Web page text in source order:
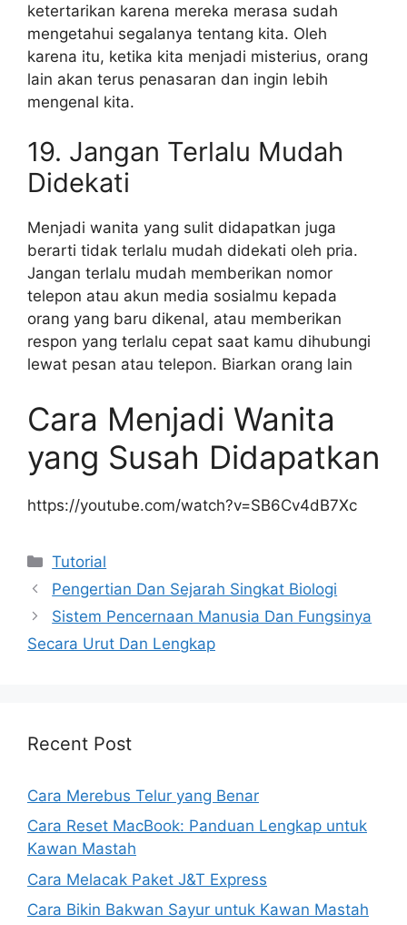
ketertarikan karena mereka merasa sudah
mengetahui segalanya tentang kita. Oleh
karena itu, ketika kita menjadi misterius, orang
lain akan terus penasaran dan ingin lebih
mengenal kita.
19. Jangan Terlalu Mudah
Didekati
Menjadi wanita yang sulit didapatkan juga
berarti tidak terlalu mudah didekati oleh pria.
Jangan terlalu mudah memberikan nomor
telepon atau akun media sosialmu kepada
orang yang baru dikenal, atau memberikan
respon yang terlalu cepat saat kamu dihubungi
lewat pesan atau telepon. Biarkan orang lain
Cara Menjadi Wanita
yang Susah Didapatkan
https://youtube.com/watch?v=SB6Cv4dB7Xc
Kategori
Tutorial
Pengertian Dan Sejarah Singkat Biologi
Sistem Pencernaan Manusia Dan Fungsinya
Secara Urut Dan Lengkap
Recent Post
Cara Merebus Telur yang Benar
Cara Reset MacBook: Panduan Lengkap untuk
Kawan Mastah
Cara Melacak Paket J&T Express
Cara Bikin Bakwan Sayur untuk Kawan Mastah